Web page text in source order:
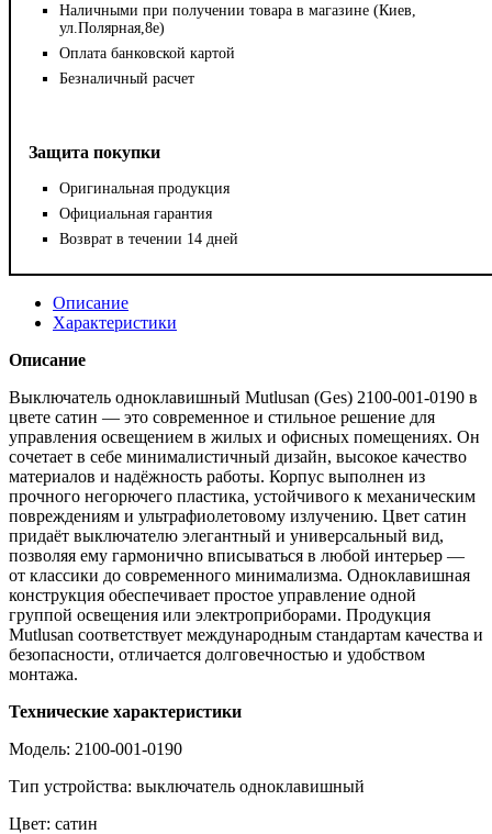
Наличными при получении товара в магазине (Киев,
ул.Полярная,8е)
Оплата банковской картой
Безналичный расчет
Защита покупки
Оригинальная продукция
Официальная гарантия
Возврат в течении 14 дней
Описание
Характеристики
Описание
Выключатель одноклавишный Mutlusan (Ges) 2100‑001‑0190 в
цвете сатин — это современное и стильное решение для
управления освещением в жилых и офисных помещениях. Он
сочетает в себе минималистичный дизайн, высокое качество
материалов и надёжность работы. Корпус выполнен из
прочного негорючего пластика, устойчивого к механическим
повреждениям и ультрафиолетовому излучению. Цвет сатин
придаёт выключателю элегантный и универсальный вид,
позволяя ему гармонично вписываться в любой интерьер —
от классики до современного минимализма. Одноклавишная
конструкция обеспечивает простое управление одной
группой освещения или электроприборами. Продукция
Mutlusan соответствует международным стандартам качества и
безопасности, отличается долговечностью и удобством
монтажа.
Технические характеристики
Модель: 2100‑001‑0190
Тип устройства: выключатель одноклавишный
Цвет: сатин